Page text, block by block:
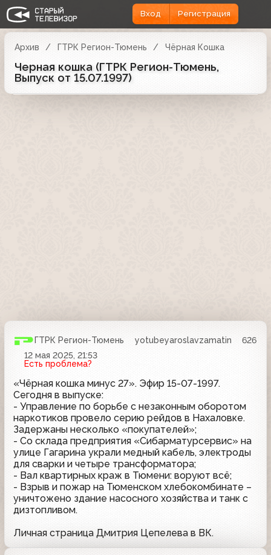
Вход Регистрация
Архив ГТРК Регион-Тюмень Чёрная Кошка
Черная кошка (ГТРК Регион-Тюмень,
Выпуск от 15.07.1997)
ГТРК Регион-Тюмень yotubeyaroslavzamatin
626
12 мая 2025, 21:53
Есть проблема?
«Чёрная кошка минус 27». Эфир 15-07-1997.
Сегодня в выпуске:
- Управление по борьбе с незаконным оборотом
наркотиков провело серию рейдов в Нахаловке.
Задержаны несколько «покупателей»;
- Со склада предприятия «Сибарматурсервис» на
улице Гагарина украли медный кабель, электроды
для сварки и четыре трансформатора;
- Вал квартирных краж в Тюмени: воруют всё;
- Взрыв и пожар на Тюменском хлебокомбинате –
уничтожено здание насосного хозяйства и танк с
дизтопливом.
Личная страница Дмитрия Цепелева в ВК.